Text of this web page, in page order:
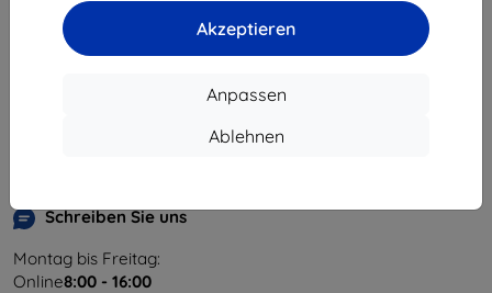
Akzeptieren
Anpassen
Ablehnen
Unternehmens-ID:
46701494
USt-IdNr.:SK2023549671
Schreiben Sie uns
Montag bis Freitag:
Online8:00 - 16:00